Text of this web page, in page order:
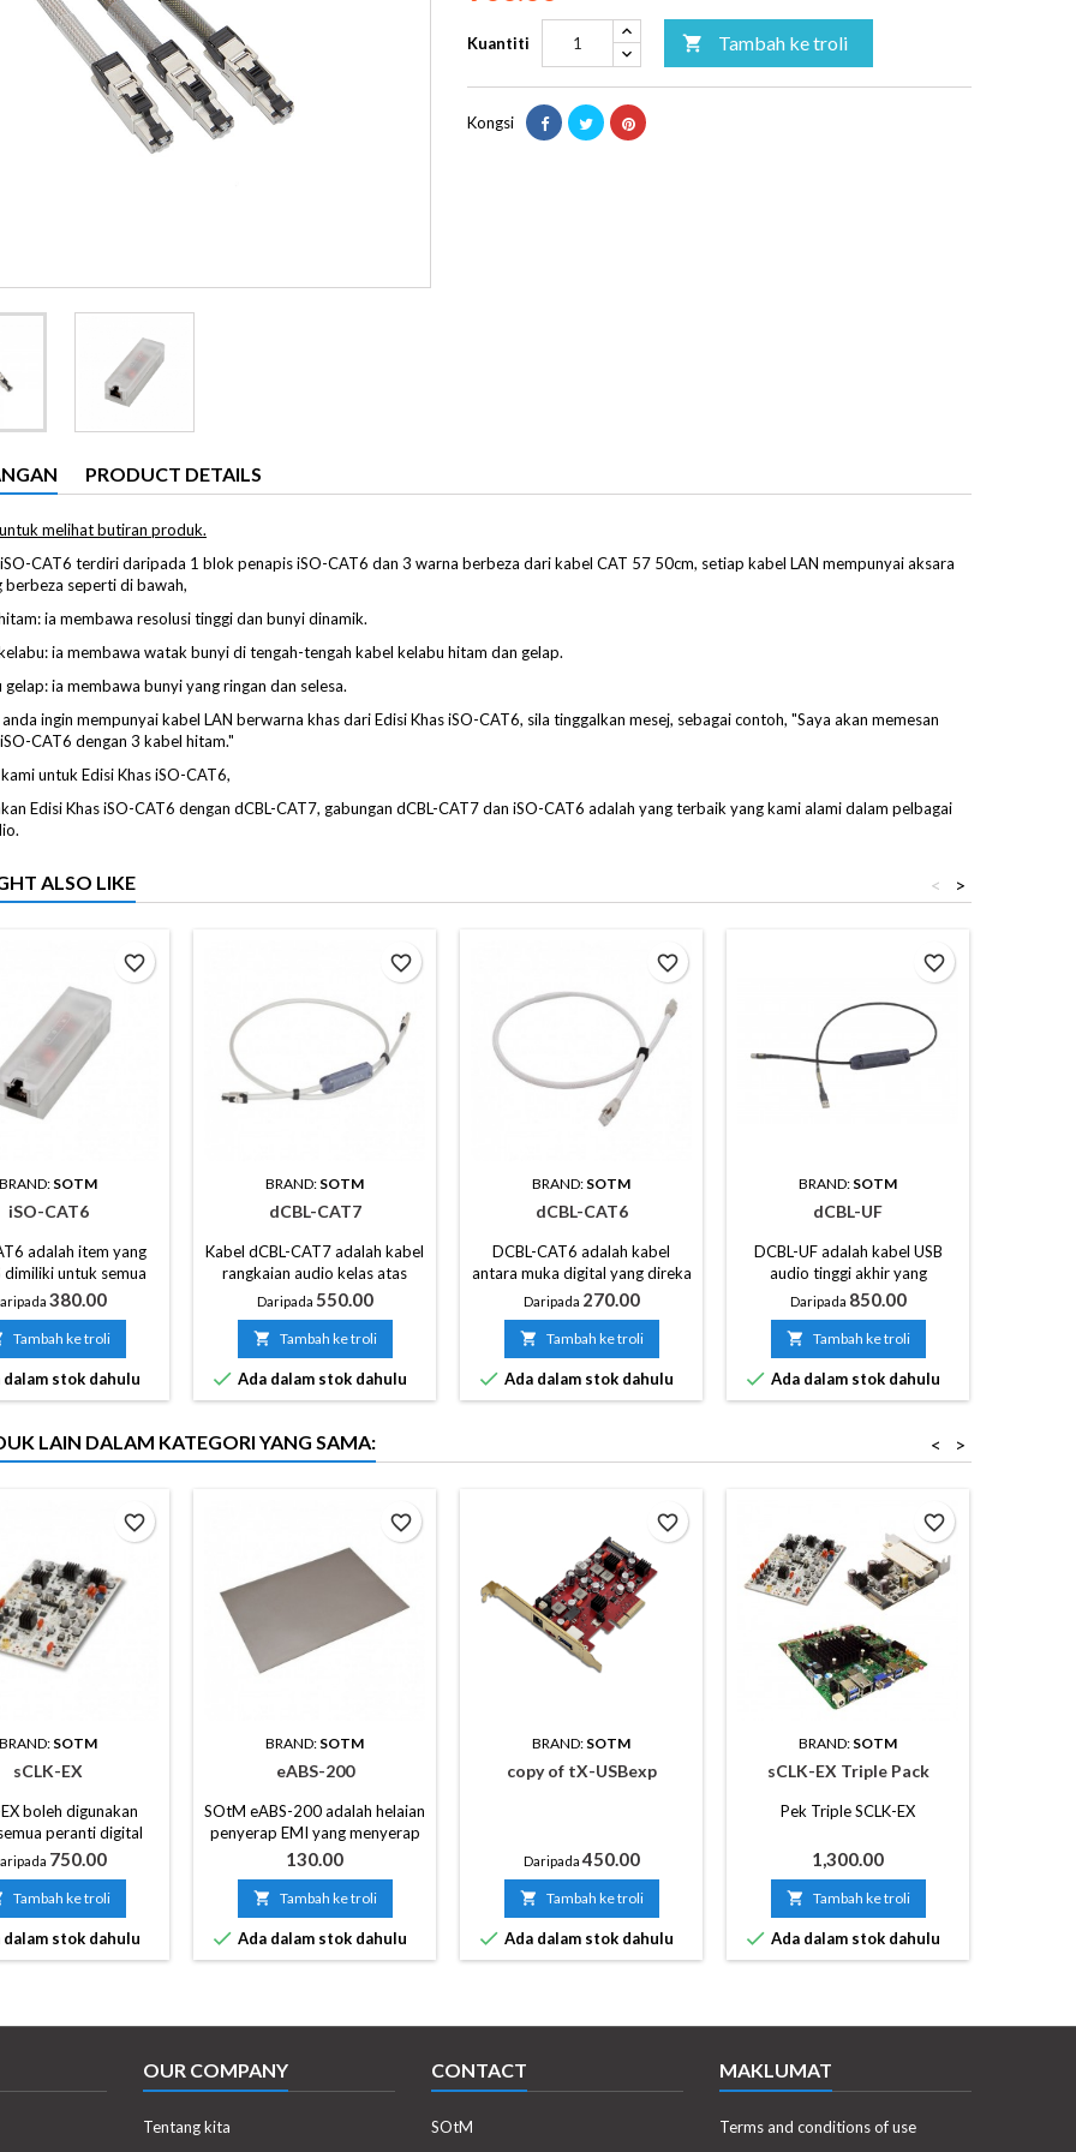
Kuantiti  Tambah ke troli
Kongsi
PRODUCT DETAILS
melihat butiran produk.
iSO-CAT6 terdiri daripada 1 blok penapis iSO-CAT6 dan 3 warna berbeza dari kabel CAT 57 50cm, setiap kabel LAN mempunyai aksara
berbeza seperti di bawah,
ia membawa resolusi tinggi dan bunyi dinamik.
ia membawa watak bunyi di tengah-tengah kabel kelabu hitam dan gelap.
ia membawa bunyi yang ringan dan selesa.
ingin mempunyai kabel LAN berwarna khas dari Edisi Khas iSO-CAT6, sila tinggalkan mesej, sebagai contoh, "Saya akan memesan
CAT6 dengan 3 kabel hitam."
untuk Edisi Khas iSO-CAT6,
Edisi Khas iSO-CAT6 dengan dCBL-CAT7, gabungan dCBL-CAT7 dan iSO-CAT6 adalah yang terbaik yang kami alami dalam pelbagai
ALSO LIKE >
<
BRAND: SOTM
iSO-CAT6
adalah item yang
dimiliki untuk semua
audio menggunakan
tanpa mengira harga
setiap sistem audio.
peningkatan bunyi
baik akan diambil
anda menggunakan
dCBL-CAT7, kabel
dibuat oleh teknologi
Harga
380.00
Tambah ke troli
dalam stok dahulu
favorite_border
BRAND: SOTM
dCBL-CAT7
Kabel dCBL-CAT7 adalah kabel
rangkaian audio kelas atas
yang direka khas dengan ciri-
ciri bunyi yang sangat baik dan
memberikan transmisi
berkelajuan tinggi yang stabil.
Daripada Harga
550.00
 Tambah ke troli
 Ada dalam stok dahulu
favorite_border
BRAND: SOTM
dCBL-CAT6
DCBL-CAT6 adalah kabel
antara muka digital yang direka
dan dibangunkan untuk
meningkatkan kualiti bunyi
peranti audio rangkaian dengan
meminimumkan 'bunyi'
(kemerosotan bunyi) dari port
sambungan.
Daripada Harga
270.00
 Tambah ke troli
 Ada dalam stok dahulu
favorite_border
BRAND: SOTM
dCBL-UF
DCBL-UF adalah kabel USB
audio tinggi akhir yang
dilengkapi dengan blok penapis
yang sudah terkenal yang
digunakan pada kabel
rangkaian terkenal SOtM,
dCBL-CAT7
Daripada Harga
850.00
 Tambah ke troli
 Ada dalam stok dahulu
favorite_border
LAIN DALAM KATEGORI YANG SAMA: >
<
BRAND: SOTM
sCLK-EX
boleh digunakan
peranti digital
isyarat jam
DAC, kad hos USB,
CD, papan utama PC
pengawal LAN.
Harga
750.00
Tambah ke troli
dalam stok dahulu
favorite_border
BRAND: SOTM
eABS-200
SOtM eABS-200 adalah helaian
penyerap EMI yang menyerap
bunyi EMI.
Harga
130.00
 Tambah ke troli
 Ada dalam stok dahulu
favorite_border
BRAND: SOTM
copy of tX-USBexp
DaripadaHarga
450.00
 Tambah ke troli
 Ada dalam stok dahulu
favorite_border
BRAND: SOTM
sCLK-EX Triple Pack
Pek Triple SCLK-EX
Harga
1,300.00
 Tambah ke troli
 Ada dalam stok dahulu
favorite_border
OUR COMPANY
Tentang kita
CONTACT
SOtM
MAKLUMAT
Terms and conditions of use